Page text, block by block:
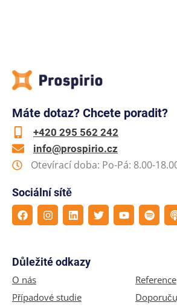
Máte dotaz? Chcete poradit?
+420 295 562 242
info@prospirio.cz
Otevírací doba: Po-Pá: 8.00-
Sociální sítě
Důležité odkazy
O nás
Případové studie
Reference